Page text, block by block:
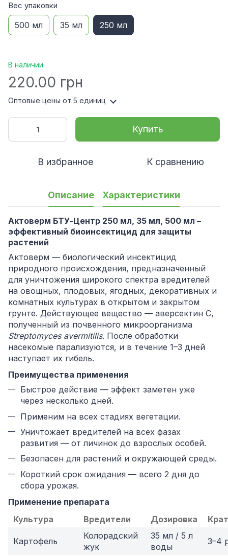
Вес упаковки
500 мл 35 мл 250 мл
В наличии
220.00 грн
Оптовые цены от 5 единиц
Купить
В избранное К сравнению
Описание Характеристики
Актоверм БТУ-Центр 250 мл, 35 мл, 500 мл –
эффективный биоинсектицид для защиты
растений
Актоверм — биологический инсектицид
природного происхождения, предназначенный
для уничтожения широкого спектра вредителей
на овощных, плодовых, ягодных, декоративных и
комнатных культурах в открытом и закрытом
грунте. Действующее вещество — аверсектин С,
полученный из почвенного микроорганизма
Streptomyces avermitilis. После обработки
насекомые парализуются, и в течение 1–3 дней
наступает их гибель.
Преимущества применения
Быстрое действие — эффект заметен уже
через несколько дней.
Применим на всех стадиях вегетации.
Уничтожает вредителей на всех фазах
развития — от личинок до взрослых особей.
Безопасен для растений и окружающей среды.
Короткий срок ожидания — всего 2 дня до
сбора урожая.
Применение препарата
Культура
Вредители Дозировка
Картофель
Колорадский
жук
35 мл / 5 л
воды
3–4